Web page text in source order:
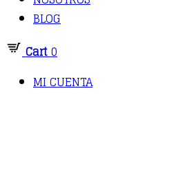
BLOG
Cart0
MI CUENTA